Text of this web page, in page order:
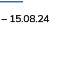
15.08.24